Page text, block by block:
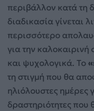
περιβάλλον κατά τη
διαδικασία γίνεται
περισσότερο
για την
και ψυχολογικά. Το
τη στιγμή που θα
ηλιόλουστες ημέρες
δραστηριότητες